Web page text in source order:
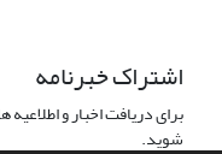
اشتراک خبرنامه
برای دریافت اخبار و
شوید.